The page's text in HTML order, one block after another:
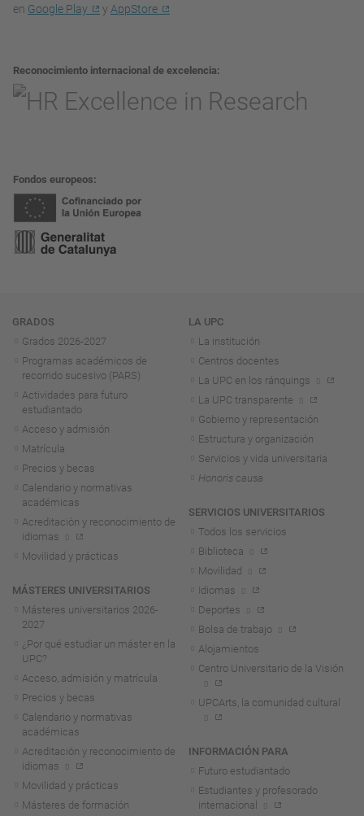
en Google Play y AppStore
Reconocimiento internacional de excelencia
Fondos europeos
Navegación
GRADOS
Grados 2026-2027
Programas académicos de
recorrido sucesivo (PARS)
Actividades para futuro
estudiantado
Acceso y admisión
Matrícula
Precios y becas
Calendario y normativas
académicas
Acreditación y reconocimiento de
idiomas
Movilidad y prácticas
MÁSTERES UNIVERSITARIOS
Másteres universitarios 2026-
2027
¿Por qué estudiar un máster en la
UPC?
Acceso, admisión y matrícula
Precios y becas
Calendario y normativas
académicas
Acreditación y reconocimiento de
idiomas
Movilidad y prácticas
Másteres de formación
LA UPC
La institución
Centros docentes
La UPC en los ránquings
La UPC transparente
Gobierno y representación
Estructura y organización
Servicios y vida universitaria
Honoris causa
SERVICIOS UNIVERSITARIOS
Todos los servicios
Biblioteca
Movilidad
Idiomas
Deportes
Bolsa de trabajo
Alojamientos
Centro Universitario de la Visión
UPCArts, la comunidad cultural
INFORMACIÓN PARA
Futuro estudiantado
Estudiantes y profesorado
internacional